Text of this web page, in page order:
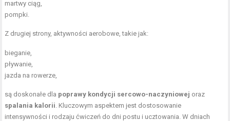
martwy ciąg,
pompki.
Z drugiej strony, aktywności aerobowe, takie jak:
bieganie,
pływanie,
jazda na rowerze,
są doskonałe dla poprawy kondycji sercowo-naczyniowej oraz
spalania kalorii . Kluczowym aspektem jest dostosowanie
intensywności i rodzaju ćwiczeń do dni postu i ucztowania. W dniach